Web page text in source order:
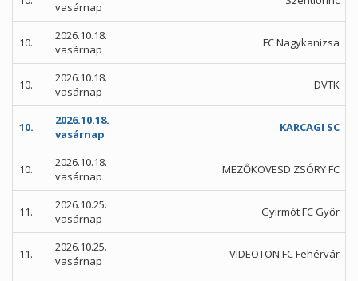
vasárnap
10.
2026.10.18.
vasárnap
FC Nagykanizsa
10.
2026.10.18.
vasárnap
DVTK
10.
2026.10.18.
vasárnap
KARCAGI SC
10.
2026.10.18.
vasárnap
MEZŐKÖVESD ZSÓRY FC
11.
2026.10.25.
vasárnap
Gyirmót FC Győr
11.
2026.10.25.
vasárnap
VIDEOTON FC Fehérvár